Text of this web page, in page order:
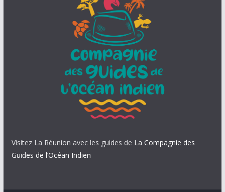
Visitez La Réunion avec les guides de La Compagnie des
Guides de l’Océan Indien